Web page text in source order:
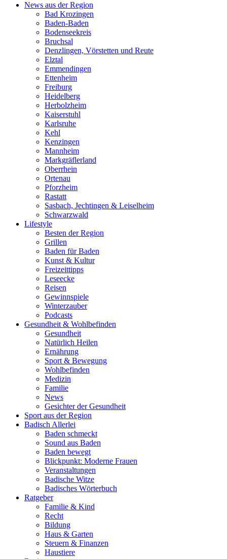
News aus der Region
Bad Krozingen
Baden-Baden
Bodenseekreis
Bruchsal
Denzlingen, Vörstetten und Reute
Elztal
Emmendingen
Ettenheim
Freiburg
Heidelberg
Herbolzheim
Kaiserstuhl
Karlsruhe
Kehl
Kenzingen
Mannheim
Markgräflerland
Oberrhein
Ortenau
Pforzheim
Rastatt
Sasbach, Jechtingen & Leiselheim
Schwarzwald
Lifestyle
Besten der Region
Grillen
Baden für Baden
Kunst & Kultur
Freizeittipps
Leseecke
Reisen
Gewinnspiele
Winterzauber
Podcasts
Gesundheit & Wohlbefinden
Gesundheit
Natürlich Heilen
Ernährung
Sport & Bewegung
Wohlbefinden
Medizin
Familie
News
Gesichter der Gesundheit
Sport aus der Region
Badisch Allerlei
Baden schmeckt
Sound aus Baden
Baden bewegt
Blickpunkt: Moderne Frauen
Veranstaltungen
Badische Witze
Badisches Wörterbuch
Ratgeber
Familie & Kind
Recht
Bildung
Haus & Garten
Steuern & Finanzen
Haustiere